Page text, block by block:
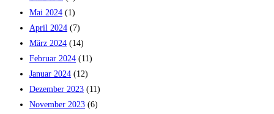
Mai 2024 (1)
April 2024 (7)
März 2024 (14)
Februar 2024 (11)
Januar 2024 (12)
Dezember 2023 (11)
November 2023 (6)